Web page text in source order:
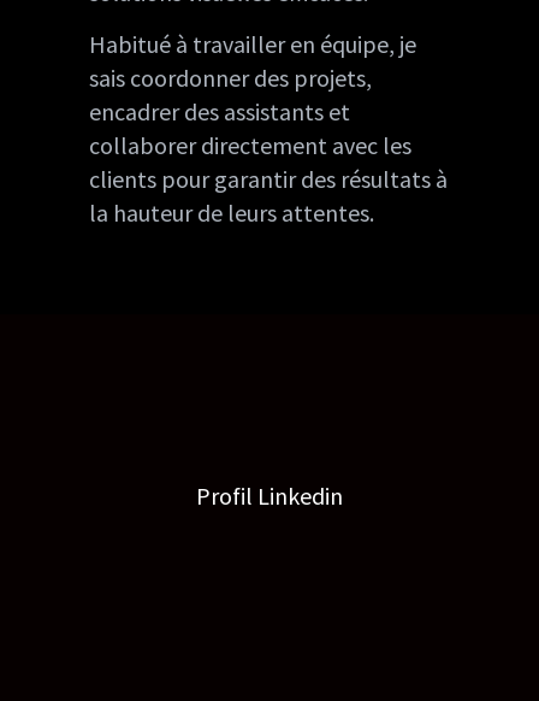
Habitué à travailler en équipe, je
sais coordonner des projets,
encadrer des assistants et
collaborer directement avec les
clients pour garantir des résultats à
la hauteur de leurs attentes.
Profil Linkedin